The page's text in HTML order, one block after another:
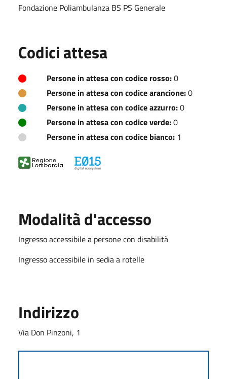
Fondazione Poliambulanza BS PS Generale
Codici attesa
Persone in attesa con codice rosso:0
Persone in attesa con codice arancione:0
Persone in attesa con codice azzurro:0
Persone in attesa con codice verde:0
Persone in attesa con codice bianco: 1
Modalità d'accesso
Ingresso accessibile a persone con disabilità
Ingresso accessibile in sedia a rotelle
Indirizzo
Via Don Pinzoni, 1